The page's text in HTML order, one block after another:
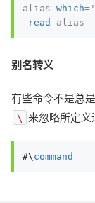
alias which
- read -alias
别名转义
有些命令不是总
\ 来忽略所定义
#\ command